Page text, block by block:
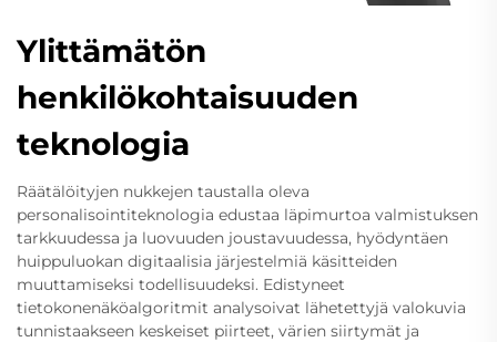
Ylittämätön
henkilökohtaisuuden
teknologia
Räätälöityjen nukkejen taustalla oleva
personalisointiteknologia edustaa läpimurtoa valmistuksen
tarkkuudessa ja luovuuden joustavuudessa, hyödyntäen
huippuluokan digitaalisia järjestelmiä käsitteiden
muuttamiseksi todellisuudeksi. Edistyneet
tietokonenäköalgoritmit analysoivat lähetettyjä valokuvia
tunnistaakseen keskeiset piirteet, värien siirtymät ja